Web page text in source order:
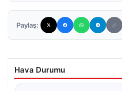
Paylaş:
Hava Durumu